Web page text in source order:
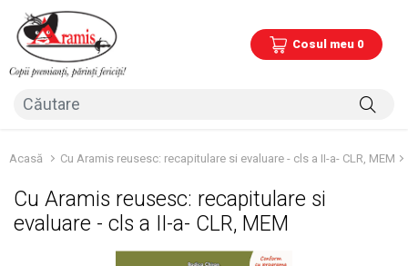
Cosul meu 0
Acasă Cu Aramis reusesc: recapitulare si evaluare - cls a II-a- CLR, MEM
Cu Aramis reusesc: recapitulare si
evaluare - cls a II-a- CLR, MEM